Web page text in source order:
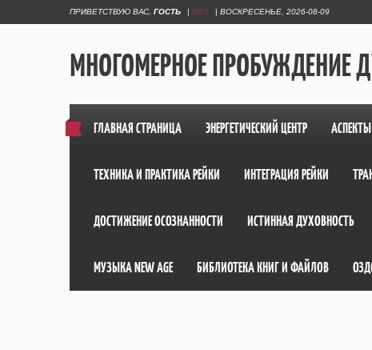
ПРИВЕТСТВУЮ ВАС ГОСТЬ | RSS | ВОСКРЕСЕНЬЕ, 2026-08-09
МНОГОМЕРНОЕ ПРОБУЖДЕНИЕ
ГЛАВНАЯ СТРАНИЦА ЭНЕРГЕТИЧЕСКИЙ ЦЕНТР
ТЕХНИКА И ПРАКТИКА РЕЙКИ ИНТЕГРАЦИЯ РЕЙКИ
ДОСТИЖЕНИЕ ОСОЗНАННОСТИ ИСТИННАЯ ДУХОВНОСТЬ
МУЗЫКА NEW AGE БИБЛИОТЕКА КНИГ И ФАЙЛОВ